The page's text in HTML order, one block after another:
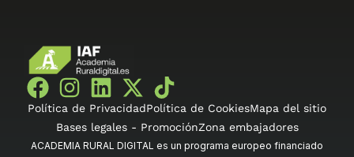
Política de PrivacidadPolítica de CookiesMapa del sitio
Bases legales - PromociónZona embajadores
ACADEMIA RURAL DIGITAL es un programa europeo financiado